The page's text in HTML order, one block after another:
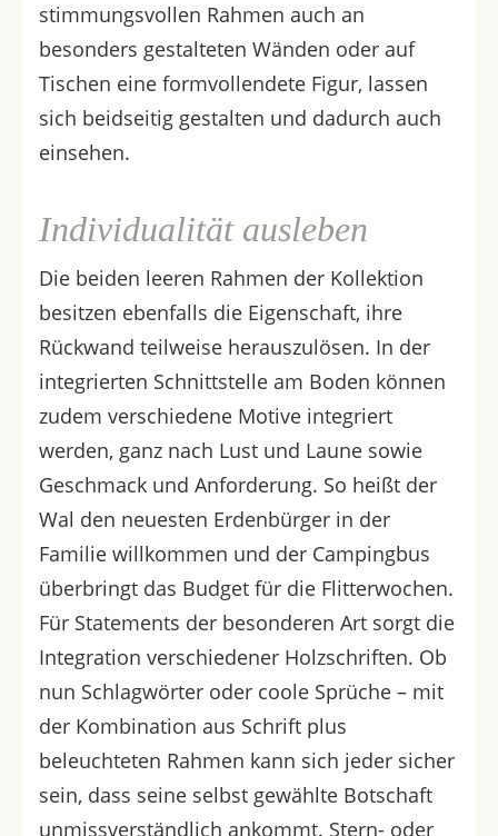
stimmungsvollen Rahmen auch an
besonders gestalteten Wänden oder auf
Tischen eine formvollendete Figur, lassen
sich beidseitig gestalten und dadurch auch
einsehen.
Individualität ausleben
Die beiden leeren Rahmen der Kollektion
besitzen ebenfalls die Eigenschaft, ihre
Rückwand teilweise herauszulösen. In der
integrierten Schnittstelle am Boden können
zudem verschiedene Motive integriert
werden, ganz nach Lust und Laune sowie
Geschmack und Anforderung. So heißt der
Wal den neuesten Erdenbürger in der
Familie willkommen und der Campingbus
überbringt das Budget für die Flitterwochen.
Für Statements der besonderen Art sorgt die
Integration verschiedener Holzschriften. Ob
nun Schlagwörter oder coole Sprüche – mit
der Kombination aus Schrift plus
beleuchteten Rahmen kann sich jeder sicher
sein, dass seine selbst gewählte Botschaft
unmissverständlich ankommt. Stern- oder